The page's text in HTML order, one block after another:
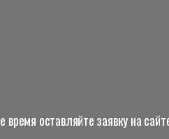
время оставляйте заявку на